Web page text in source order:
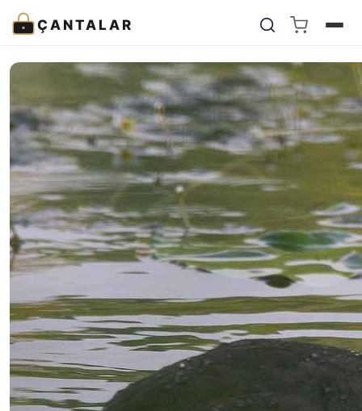
ÇANTALAR